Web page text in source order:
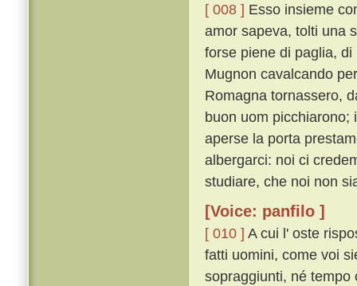
[ 008 ] Esso insieme
amor sapeva, tolti una
forse piene di paglia,
Mugnon cavalcando
Romagna tornassero,
buon uom picchiarono;
aperse la porta
albergarci: noi ci
studiare, che noi non
[Voice: panfilo ]
[ 010 ] A cui l' oste
fatti uomini, come voi
sopraggiunti, né tempo